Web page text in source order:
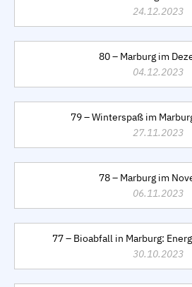
24.12.2023
80 – Marburg im
04.12.2023
79 – Winterspaß im
27.11.2023
78 – Marburg im
06.11.2023
77 – Bioabfall in Marburg:
30.10.2023